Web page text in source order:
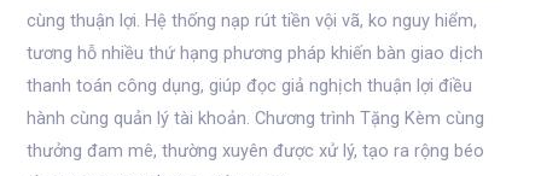
cùng thuận lợi. Hệ thống nạp rút tiền vội vã, ko nguy hiểm,
tương hỗ nhiều thứ hạng phương pháp khiến bàn giao dịch
thanh toán công dụng, giúp đọc giả nghịch thuận lợi điều
hành cùng quản lý tài khoản. Chương trình Tặng Kèm cùng
thưởng đam mê, thường xuyên được xử lý, tạo ra rộng béo